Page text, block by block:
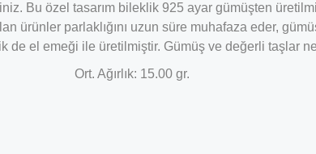
Bu özel tasarım bileklik 925 ayar gümüşten
ürünler parlaklığını uzun süre muhafaza eder,
el emeği ile üretilmiştir. Gümüş ve değerli taşlar
Ort. Ağırlık: 15.00 gr.